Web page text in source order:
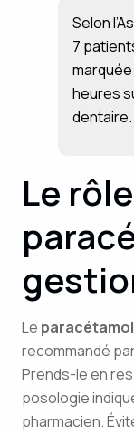
Selon
7
heures
dentaire.
Le
Le paracétamol
recommandé
Prends-le en
posologie
pharmacien.